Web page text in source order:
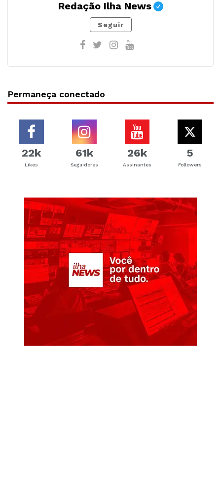
Redação Ilha News
Seguir
Permaneça conectado
22k
Likes
61k
Seguidores
26k
Assinantes
5
Followers